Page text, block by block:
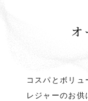
オ
コスパとボリ
レジャーのお供